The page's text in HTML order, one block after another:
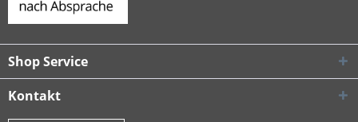
Shop Service
Kontakt